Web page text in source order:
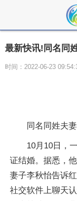
最新快讯!同名同
时间：2022-06-23
同名同姓夫
10月10日，
证结婚。据悉，
妻子李秋怡告诉
社交软件上聊天